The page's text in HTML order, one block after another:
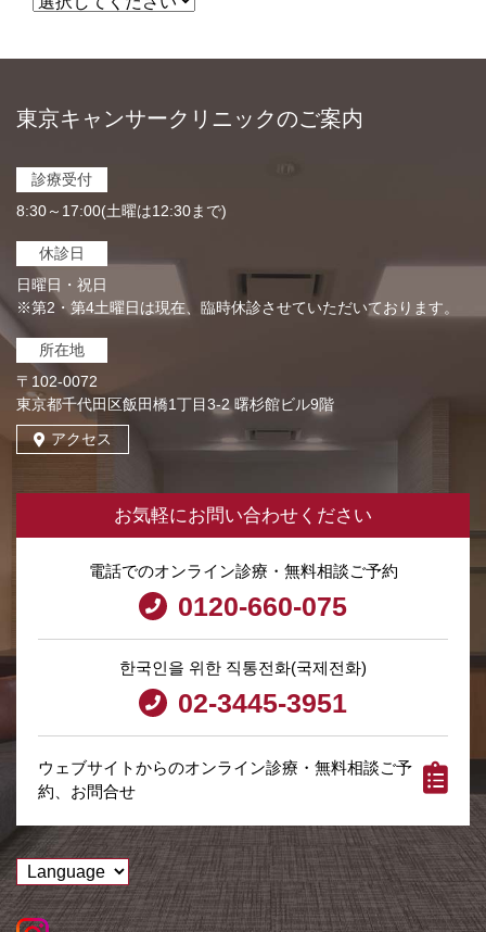
東京キャンサークリニックのご案内
診療受付
8:30～17:00(土曜は12:30まで)
休診日
日曜日・祝日
※第2・第4土曜日は現在、臨時休診させていただいております。
所在地
〒102-0072
東京都千代田区飯田橋1丁目3-2 曙杉館ビル9階
アクセス
お気軽にお問い合わせください
電話でのオンライン診療・無料相談ご予約
0120-660-075
한국인을 위한 직통전화(국제전화)
02-3445-3951
ウェブサイトからのオンライン診療・無料相談ご予
約、お問合せ